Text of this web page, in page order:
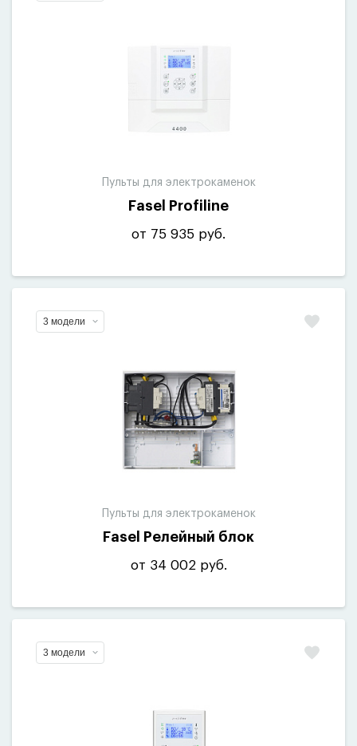
Пульты для электрокаменок
Fasel Profiline
от 75 935 руб.
3 модели
Пульты для электрокаменок
Fasel Релейный блок
от 34 002 руб.
3 модели